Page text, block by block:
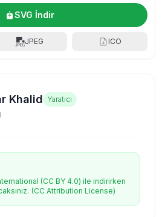
SVG İndir
JPEG ICO
Khalid Yaratıcı
(CC BY 4.0) ile indirirken
(CC Attribution License)